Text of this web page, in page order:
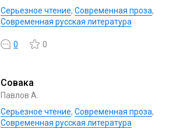
Серьезное чтение, Современная проза,
Современная русская литература
0 0
Совака
Павлов А.
Серьезное чтение, Современная проза,
Современная русская литература